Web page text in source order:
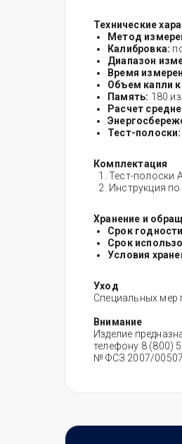
Технические
Метод
Калибровка:
Диапазон
Время
Объем капли
Память: 180
Расчет
Тест-полоски:
Комплектация
Тест-полоски
Инструкция
Хранение и
Срок
Срок
Условия
Уход
Специальных мер
Внимание
Изделие
телефону 8 (800)
№ ФСЗ 2007/00507